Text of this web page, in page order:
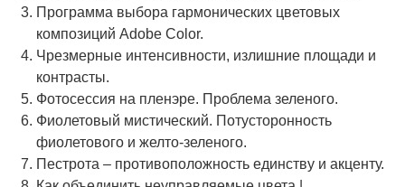
Программа выбора гармонических цветовых
композиций Adobe Color.
Чрезмерные интенсивности, излишние площади и
контрасты.
Фотосессия на пленэре. Проблема зеленого.
Фиолетовый мистический. Потусторонность
фиолетового и желто-зеленого.
Пестрота – противоположность единству и акценту.